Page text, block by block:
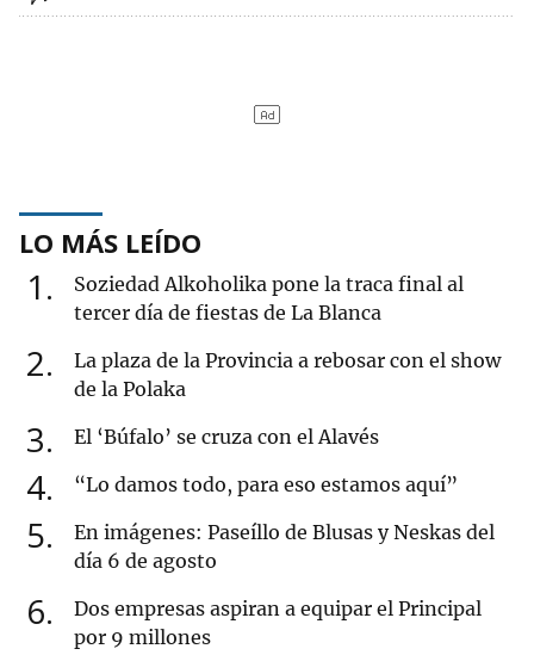
LO MÁS LEÍDO
1
Soziedad Alkoholika pone la traca final al
tercer día de fiestas de La Blanca
2
La plaza de la Provincia a rebosar con el show
de la Polaka
3 El ‘Búfalo’ se cruza con el Alavés
4 “Lo damos todo, para eso estamos aquí”
5
En imágenes: Paseíllo de Blusas y Neskas del
día 6 de agosto
6
Dos empresas aspiran a equipar el Principal
por 9 millones